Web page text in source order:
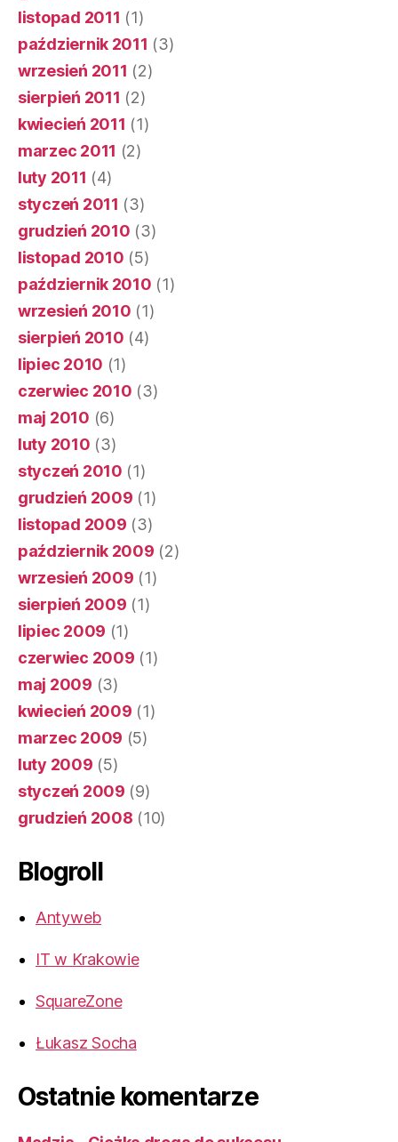
listopad 2011 (1)
październik 2011 (3)
wrzesień 2011 (2)
sierpień 2011 (2)
kwiecień 2011 (1)
marzec 2011 (2)
luty 2011 (4)
styczeń 2011 (3)
grudzień 2010 (3)
listopad 2010 (5)
październik 2010 (1)
wrzesień 2010 (1)
sierpień 2010 (4)
lipiec 2010 (1)
czerwiec 2010 (3)
maj 2010 (6)
luty 2010 (3)
styczeń 2010 (1)
grudzień 2009 (1)
listopad 2009 (3)
październik 2009 (2)
wrzesień 2009 (1)
sierpień 2009 (1)
lipiec 2009 (1)
czerwiec 2009 (1)
maj 2009 (3)
kwiecień 2009 (1)
marzec 2009 (5)
luty 2009 (5)
styczeń 2009 (9)
grudzień 2008 (10)
Blogroll
Antyweb
IT w Krakowie
SquareZone
Łukasz Socha
Ostatnie komentarze